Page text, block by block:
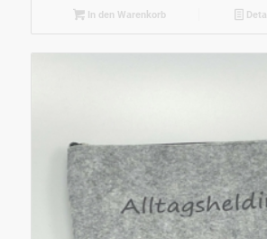
In den Warenkorb